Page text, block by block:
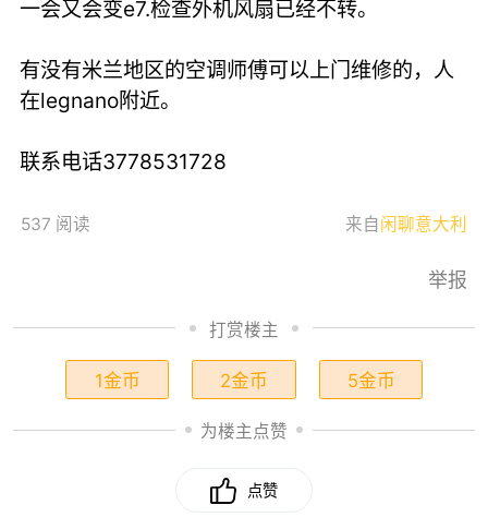
一会又会变e7.检查外机风扇已经不转。
有没有米兰地区的空调师傅可以上门维修的，人
在legnano附近。
联系电话3778531728
537 阅读 来自 闲聊意大利
举报
打赏楼主
1金币 2金币 5金币
为楼主点赞
点赞